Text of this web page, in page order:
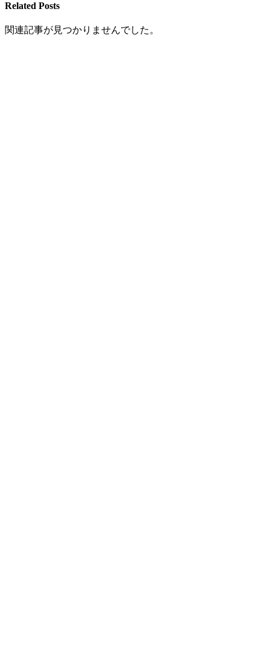
Related Posts
関連記事が見つかりませんでした。